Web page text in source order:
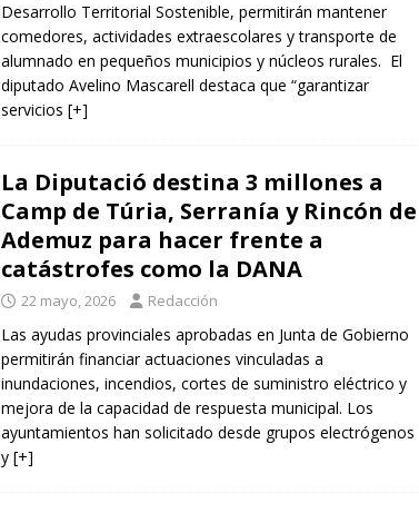
Desarrollo Territorial Sostenible, permitirán mantener
comedores, actividades extraescolares y transporte de
alumnado en pequeños municipios y núcleos rurales. El
diputado Avelino Mascarell destaca que “garantizar
servicios [+]
La Diputació destina 3 millones a
Camp de Túria, Serranía y Rincón de
Ademuz para hacer frente a
catástrofes como la DANA
22 mayo, 2026 Redacción
Las ayudas provinciales aprobadas en Junta de Gobierno
permitirán financiar actuaciones vinculadas a
inundaciones, incendios, cortes de suministro eléctrico y
mejora de la capacidad de respuesta municipal. Los
ayuntamientos han solicitado desde grupos electrógenos
y [+]